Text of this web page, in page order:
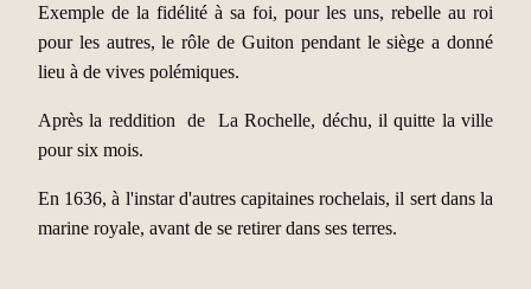
Exemple de la fidélité à sa foi, pour les uns, rebelle au roi
pour les autres, le rôle de Guiton pendant le siège a donné
lieu à de vives polémiques.
Après la reddition de La Rochelle, déchu, il quitte la ville
pour six mois.
En 1636, à l'instar d'autres capitaines rochelais, il sert dans la
marine royale, avant de se retirer dans ses terres.